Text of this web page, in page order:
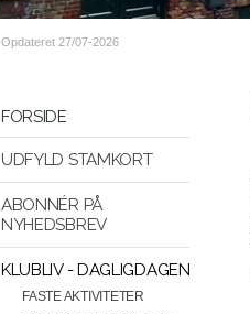
Opdateret 27/07-2026
FORSIDE
UDFYLD STAMKORT
ABONNÉR PÅ
NYHEDSBREV
KLUBLIV - DAGLIGDAGEN
FASTE AKTIVITETER